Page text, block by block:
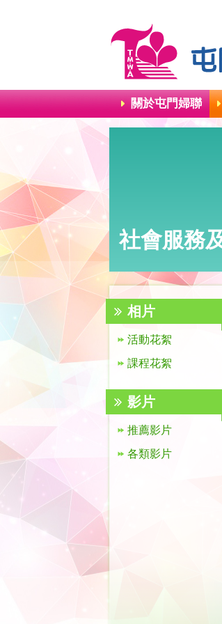
關於屯門婦聯
社會服務
相片
活動花絮
課程花絮
影片
推薦影片
各類影片